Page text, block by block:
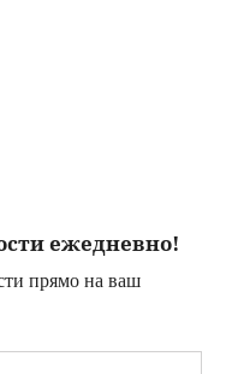
ежедневно!
прямо на ваш